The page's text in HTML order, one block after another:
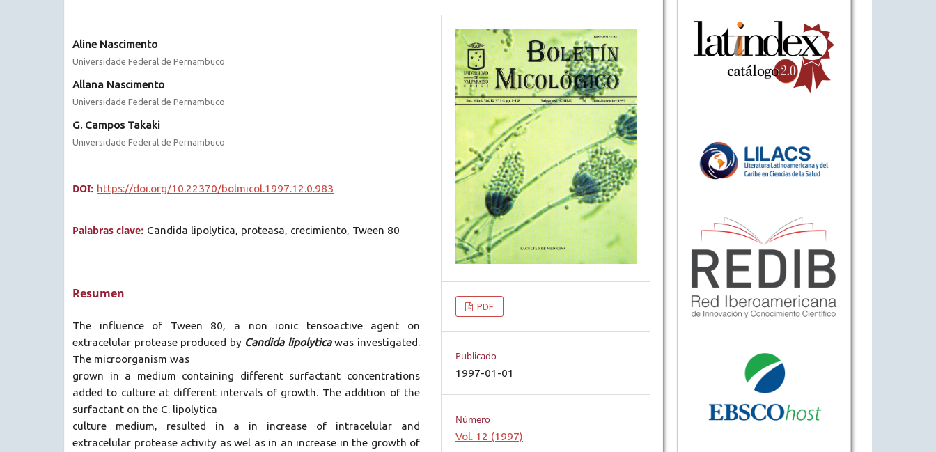
Aline Nascimento
Universidade Federal de Pernambuco
Allana Nascimento
Universidade Federal de Pernambuco
G. Campos Takaki
Universidade Federal de Pernambuco
DOI: https://doi.org/10.22370/bolmicol.1997.12.0.983
Palabras clave: Candida lipolytica, proteasa, crecimiento, Tween 80
Resumen
The influence of Tween 80, a non ionic tensoactive agent on
extracelular protease produced by Candida lipolyticawas investigated.
The microorganism was
grown in a medium containing different surfactant concentrations
added to culture at different intervals of growth. The addition of the
surfactant on the C. lipolytica
culture medium, resulted in a in increase of intracelular and
extracelular protease activity as wel as in an increase in the growth of
PDF
Publicado
1997-01-01
Número
Vol. 12 (1997)